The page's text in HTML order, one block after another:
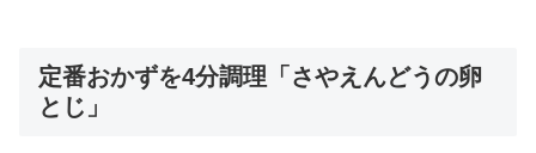
定番おかずを4分調理「さやえんどうの卵
とじ」